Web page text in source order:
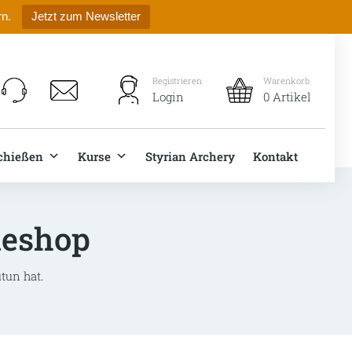
Jetzt zum Newsletter
Registrieren
Login
Warenkorb
0 Artikel
Kurse Styrian Archery Kontakt
hat.